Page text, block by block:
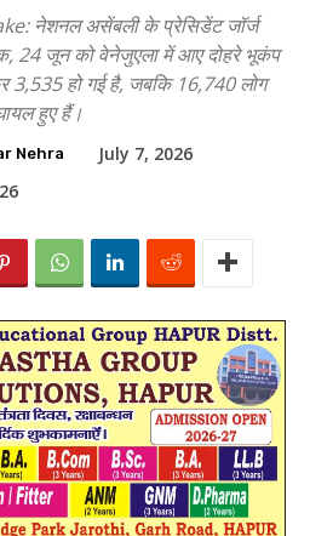
नेशनल असेंबली के प्रेसिडेंट जॉर्ज
24 जून को वेनेजुएला में आए दोहरे भूकंप
3,535 हो गई है, जबकि 16,740 लोग
हुए हैं।
Nehra
July 7, 2026